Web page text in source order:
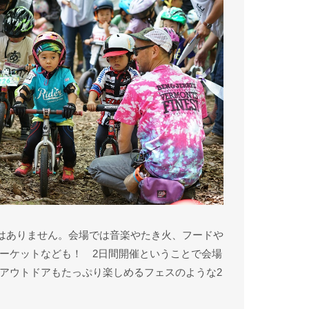
ありません。会場では音楽やたき火、フードや
ケットなども！ 2日間開催ということで会場
ウトドアもたっぷり楽しめるフェスのような2